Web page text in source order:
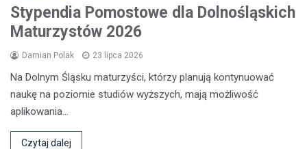
Stypendia Pomostowe dla Dolnośląskich
Maturzystów 2026
Damian Polak 23 lipca 2026
Na Dolnym Śląsku maturzyści, którzy planują kontynuować
naukę na poziomie studiów wyższych, mają możliwość
aplikowania…
Czytaj dalej